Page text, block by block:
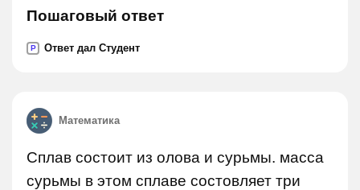
Пошаговый ответ
P Ответ дал Студент
Математика
Сплав состоит из олова и сурьмы. масса
сурьмы в этом сплаве состовляет три